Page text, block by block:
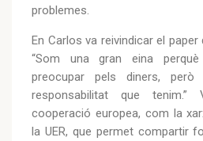
problemes.
En Carlos va reivindicar el
“Som una gran eina
preocupar pels diners, però
responsabilitat que
cooperació europea, com la
la UER, que permet compartir